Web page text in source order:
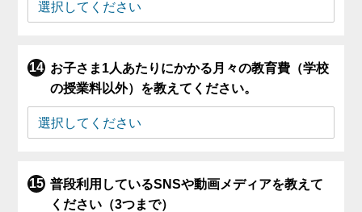
お子さま1人あたりにかかる月々の教育費（学校
の授業料以外）を教えてください。
普段利用しているSNSや動画メディアを教えて
ください（3つまで）